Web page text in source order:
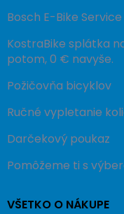
Bosch E-Bike
KostraBike splátka
potom, 0 € navyše.
Požičovňa bicyklov
Ručné vypletanie
Darčekový poukaz
Pomôžeme ti s
VŠETKO O NÁKUPE